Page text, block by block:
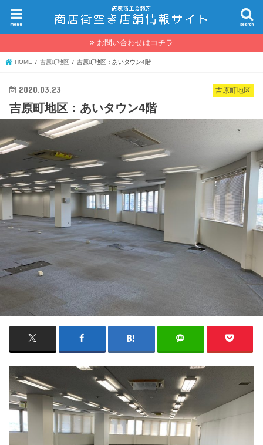
search
menu
お問い合わせはコチラ
HOME 吉原町地区 吉原町地区：あいタウン4階
吉原町地区
2020.03.23
吉原町地区：あいタウン4階